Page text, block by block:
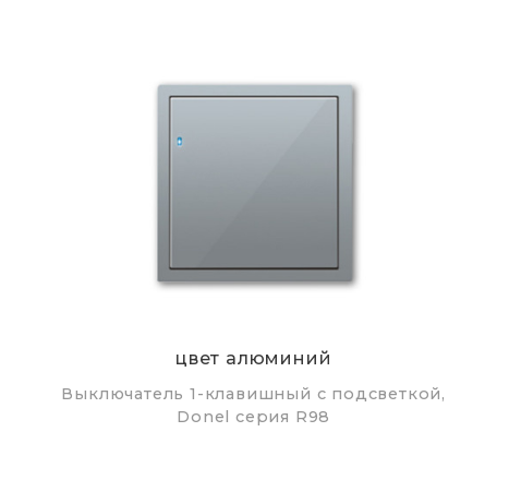
цвет алюминий
Выключатель 1-клавишный с подсветкой,
Donel серия R98